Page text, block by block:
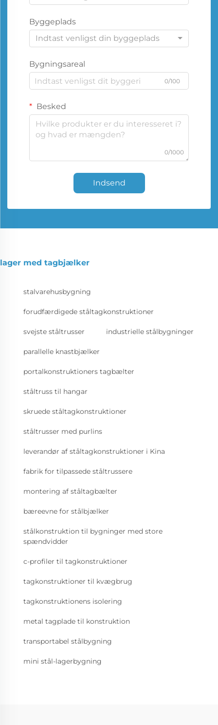
Byggeplads
Indtast venligst din byggeplads
Bygningsareal
0/100
Besked
0/1000
Indsend
lager med tagbjælker
stalvarehusbygning
forudfærdigede ståltagkonstruktioner
svejste ståltrusser industrielle stålbygninger
parallelle knastbjælker
portalkonstruktioners tagbælter
ståltruss til hangar
skruede ståltagkonstruktioner
ståltrusser med purlins
leverandør af ståltagkonstruktioner i Kina
fabrik for tilpassede ståltrussere
montering af ståltagbælter
bæreevne for stålbjælker
stålkonstruktion til bygninger med store
spændvidder
c-profiler til tagkonstruktioner
tagkonstruktioner til kvægbrug
tagkonstruktionens isolering
metal tagplade til konstruktion
transportabel stålbygning
mini stål-lagerbygning